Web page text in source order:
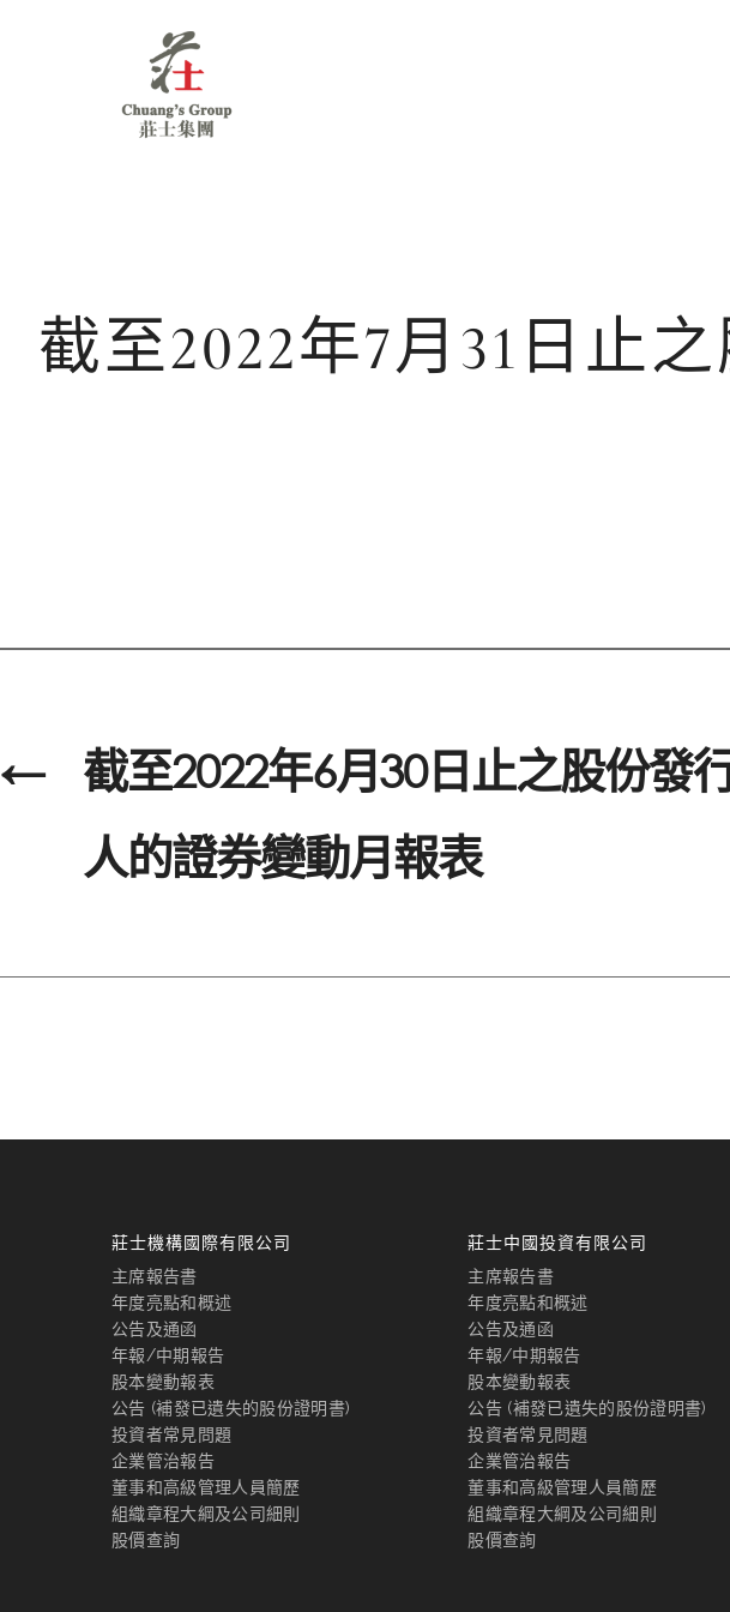
截至2022年7月31日止
←
截至2022年6月30日止之股份發
人的證券變動月報表
莊士機構國際有限公司
主席報告書
年度亮點和概述
公告及通函
年報/中期報告
股本變動報表
公告 (補發已遺失的股份證明書)
投資者常見問題
企業管治報告
董事和高級管理人員簡歷
組織章程大綱及公司細則
股價查詢
莊士中國投資有限公司
主席報告書
年度亮點和概述
公告及通函
年報/中期報告
股本變動報表
公告 (補發已遺失的股份證明書)
投資者常見問題
企業管治報告
董事和高級管理人員簡歷
組織章程大綱及公司細則
股價查詢